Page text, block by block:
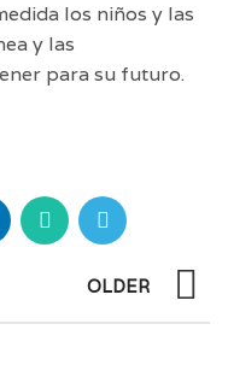
los niños y las
y las
para su futuro.
OLDER